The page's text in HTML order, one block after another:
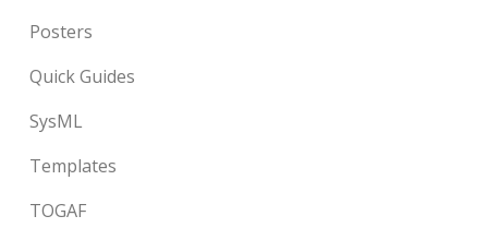
Posters
Quick Guides
SysML
Templates
TOGAF